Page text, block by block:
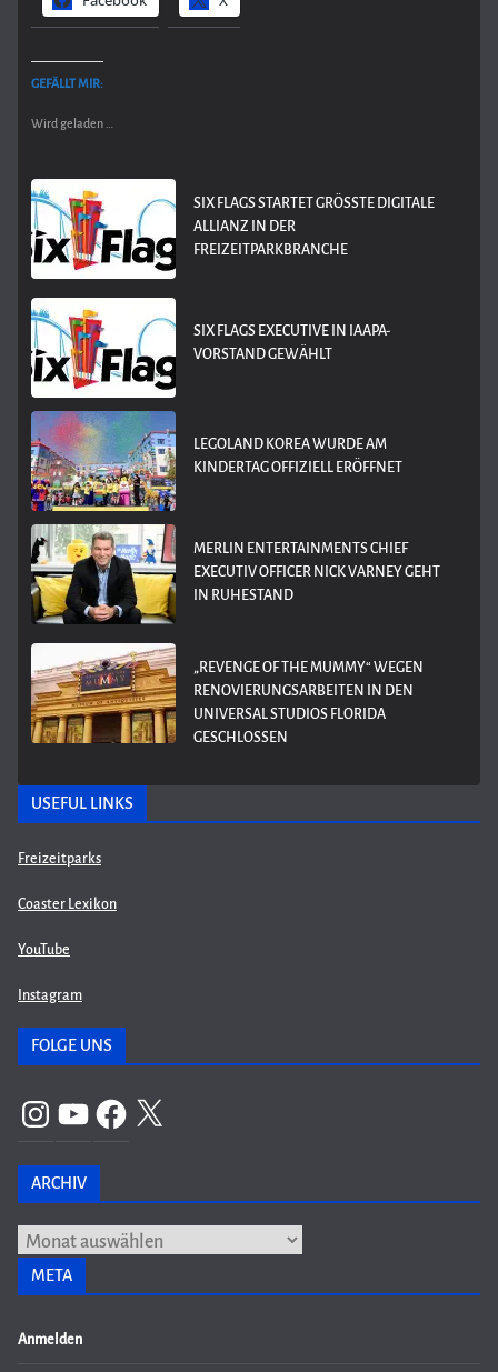
GEFÄLLT MIR:
Wird geladen …
SIX FLAGS STARTET GRÖSSTE DIGITALE A
LLIANZ IN DER F
REIZEITPARKBRANCHE
SIX FLAGS EXECUTIVE IN IAAPA-
VORSTAND GEWÄHLT
LEGOLAND KOREA WURDE AM
KINDERTAG OFFIZIELL ERÖFFNET
MERLIN ENTERTAINMENTS CHIEF
EXECUTIV OFFICER NICK VARNEY GEHT
IN RUHESTAND
„REVENGE OF THE MUMMY“ WEGEN
RENOVIERUNGSARBEITEN IN DEN
UNIVERSAL STUDIOS FLORIDA
GESCHLOSSEN
USEFUL LINKS
Freizeitparks
Coaster Lexikon
YouTube
Instagram
FOLGE UNS
InstagramYouTubeFacebook
X
ARCHIV
Archiv
META
Anmelden